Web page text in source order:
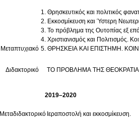
Μεταπτυχιακό
Θρησκευτικός και πολιτικός
Εκκοσμίκευση και Ύστερη
Το πρόβλημα της Ουτοπίας εξ
Χριστιανισμός και Πολιτισμός.
ΘΡΗΣΚΕΙΑ ΚΑΙ ΕΠΙΣΤΗΜΗ.
Διδακτορικό ΤΟ ΠΡΟΒΛΗΜΑ ΤΗΣ
2019–2020
Μεταδιδακτορικό Ιεραποστολή και εκκοσμίκευση.